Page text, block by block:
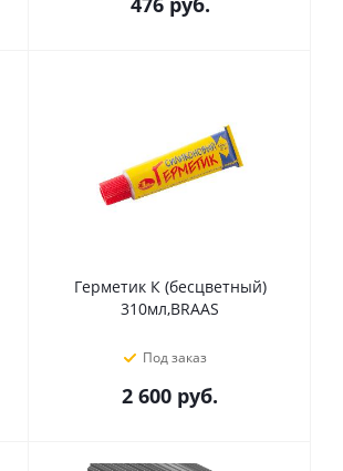
Герметик К (бесцветный)
310мл,BRAAS
Под заказ
2 600 руб.